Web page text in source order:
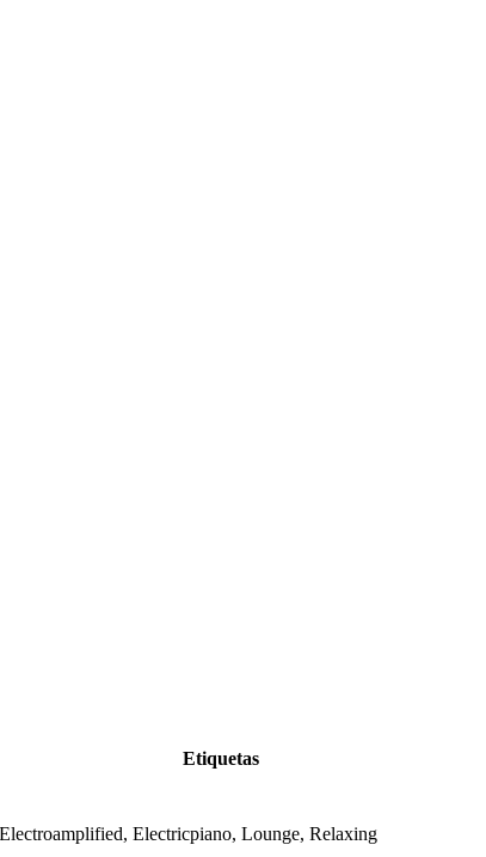
Etiquetas
Electricpiano, Lounge, Relaxing